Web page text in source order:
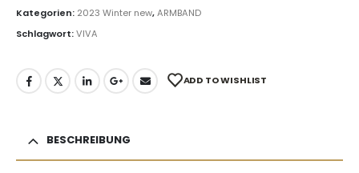
Kategorien: 2023 Winter new,ARMBAND
Schlagwort:VIVA
ADD TO WISHLIST
BESCHREIBUNG